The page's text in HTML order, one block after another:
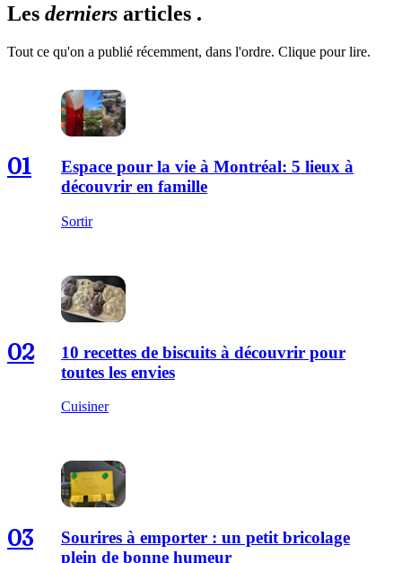
Les derniers articles .
Tout ce qu'on a publié récemment, dans l'ordre. Clique pour lire.
01
Espace pour la vie à Montréal: 5 lieux à
découvrir en famille
Sortir
02
10 recettes de biscuits à découvrir pour
toutes les envies
Cuisiner
03
Sourires à emporter : un petit bricolage
plein de bonne humeur